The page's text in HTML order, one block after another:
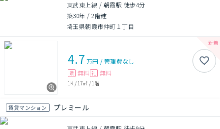
東武東上線 / 朝霞駅 徒歩4分
築30年 /2階建
埼玉県朝霞市仲町１丁目
4.7 万円 /管理費なし
敷 無料 礼 無料
1K / 17㎡ / 1階
賃貸マンション プレミール